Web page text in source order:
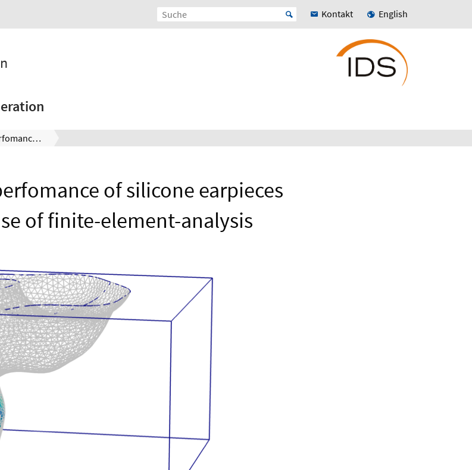
Kontakt English
Improving the perfomance of silicone earpieces by making use of finite-element-analysis
of silicone earpieces
of finite-element-analysis